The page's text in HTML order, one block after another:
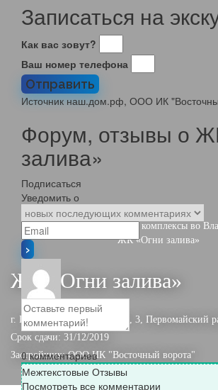
Главная
ЖК-Жилые комплексы во
ЖК «Огни залива»
ЖК «Огни залива»
г. Владивосток, ул. Дубовая, 3, Первомайский
Срок сдачи: 31/12/2019
Застройщик:ООО ИК "Восточный ворота"
Записаться на
Как вас зовут?
Ваш номер телефона
Отправить
Источник наш.дом.рф, ООО ИК
Форум, отзывы о
залива»
Подписаться
Уведомить о
0комментариев
Межтекстовые Отзывы
Посмотреть все комментарии